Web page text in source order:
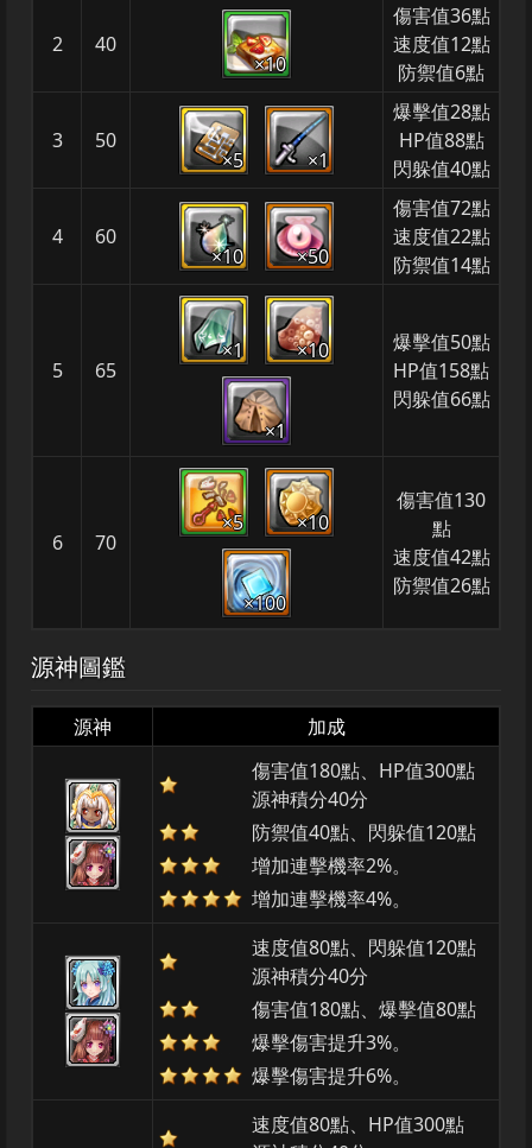
2 40
×10
傷害值36點
速度值12點
防禦值6點
3 50
×5 ×1
爆擊值28點
HP值88點
閃躲值40點
4 60
×10 ×50
傷害值72點
速度值22點
防禦值14點
5 65
×1 ×10
×1
爆擊值50點
HP值158點
閃躲值66點
6 70
×5 ×10
×100
傷害值130
點
速度值42點
防禦值26點
源神圖鑑
源神
加成
傷害值180點、HP值300點
源神積分40分
防禦值40點、閃躲值120點
增加連擊機率2%。
增加連擊機率4%。
速度值80點、閃躲值120點
源神積分40分
傷害值180點、爆擊值80點
爆擊傷害提升3%。
爆擊傷害提升6%。
速度值80點、HP值300點